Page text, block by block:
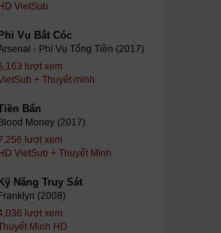
HD VietSub
Phi Vụ Bắt Cóc
- Phi Vụ Tống Tiền (2017)
lượt xem
+ Thuyết minh
Bẩn
Blood Money (2017)
lượt xem
HD VietSub + Thuyết Minh
Kỹ Năng Truy Sát
Franklyn (2008)
lượt xem
Minh HD